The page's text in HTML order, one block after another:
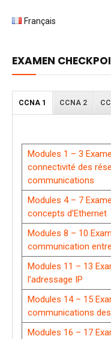
Français
EXAMEN
CCNA 1 CCNA 2
Modules 1 – 3
connectivité des
communications
Modules 4 – 7
concepts d’Ethernet
Modules 8 – 10
communication
Modules 11 – 13
l’adressage IP
Modules 14 – 15
communications
Modules 16 – 17